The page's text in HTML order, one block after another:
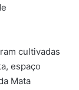
cultivadas
espaço
Mata